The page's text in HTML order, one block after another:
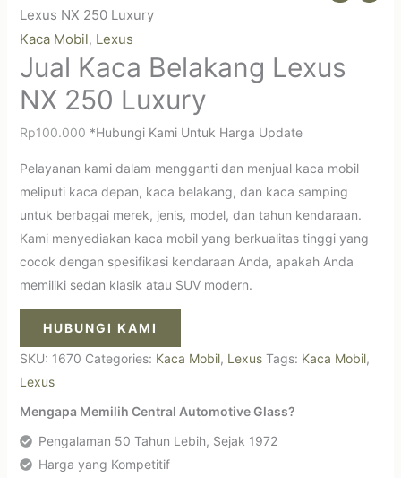
Lexus NX 250 Luxury
Kaca Mobil, Lexus
Jual Kaca Belakang Lexus
NX 250 Luxury
Rp100.000 *Hubungi Kami Untuk Harga Update
Pelayanan kami dalam mengganti dan menjual kaca mobil
meliputi kaca depan, kaca belakang, dan kaca samping
untuk berbagai merek, jenis, model, dan tahun kendaraan.
Kami menyediakan kaca mobil yang berkualitas tinggi yang
cocok dengan spesifikasi kendaraan Anda, apakah Anda
memiliki sedan klasik atau SUV modern.
HUBUNGI KAMI
SKU: 1670 Categories: Kaca Mobil, Lexus Tags: Kaca Mobil,
Lexus
Mengapa Memilih Central Automotive Glass?
Pengalaman 50 Tahun Lebih, Sejak 1972
Harga yang Kompetitif